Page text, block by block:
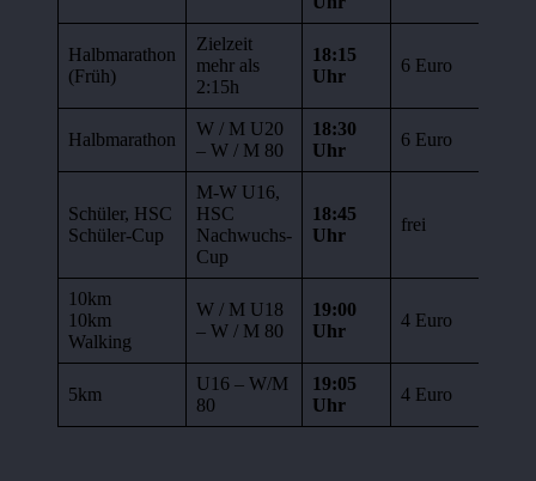
Halbmarathon
(Früh)
Zielzeit
mehr als
2:15h
18:15
Uhr
6 Euro
Halbmarathon
W / M U20
– W / M 80
18:30
Uhr
6 Euro
Schüler, HSC
Schüler-Cup
M-W U16,
HSC
Nachwuchs-
Cup
18:45
Uhr
frei
10km
10km
Walking
W / M U18
– W / M 80
19:00
Uhr
4 Euro
5km
U16 – W/M
80
19:05
Uhr
4 Euro